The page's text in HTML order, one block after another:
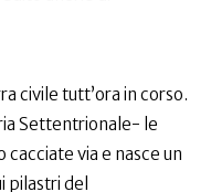
civile tutt’ora in corso.
Settentrionale- le
via e nasce un
pilastri del